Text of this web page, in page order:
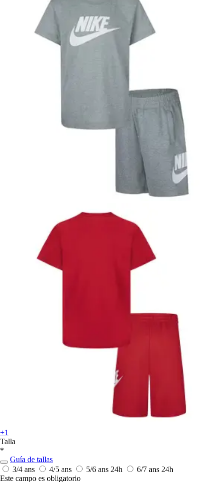
+1
Talla
*
Guía de tallas
3/4 ans
4/5 ans 5/6 ans 24h 6/7 ans 24h
Este campo es obligatorio